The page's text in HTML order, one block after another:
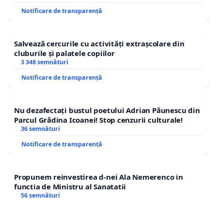
Notificare de transparență
Salvează cercurile cu activități extrașcolare din
cluburile și palatele copiilor
3 348 semnături
Notificare de transparență
Nu dezafectați bustul poetului Adrian Păunescu din
Parcul Grădina Icoanei! Stop cenzurii culturale!
36 semnături
Notificare de transparență
Propunem reinvestirea d-nei Ala Nemerenco in
functia de Ministru al Sanatatii
56 semnături